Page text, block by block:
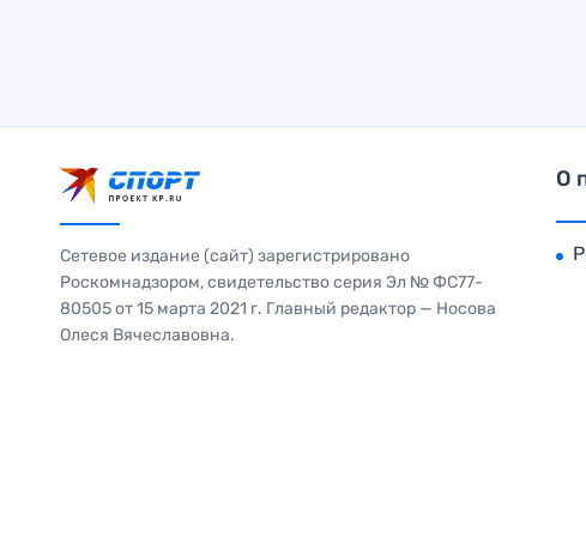
Сетевое издание (сайт) зарегистрировано
Роскомнадзором, свидетельство серия Эл № ФС77-
80505 от 15 марта 2021 г. Главный редактор — Носова
Олеся Вячеславовна.
О